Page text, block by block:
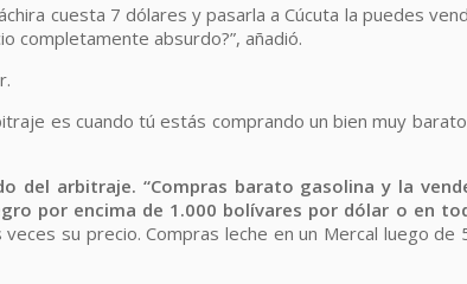
cuesta 7 dólares y pasarla a Cúcuta la puedes
completamente absurdo?”, añadió.
es cuando tú estás comprando un bien muy
del arbitraje. “Compras barato gasolina y la
por encima de 1.000 bolívares por dólar o en
su precio. Compras leche en un Mercal luego